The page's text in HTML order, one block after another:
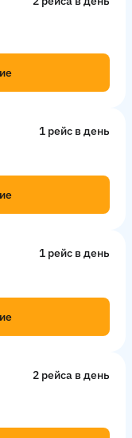
1 рейс в день
1 рейс в день
2 рейсa в день